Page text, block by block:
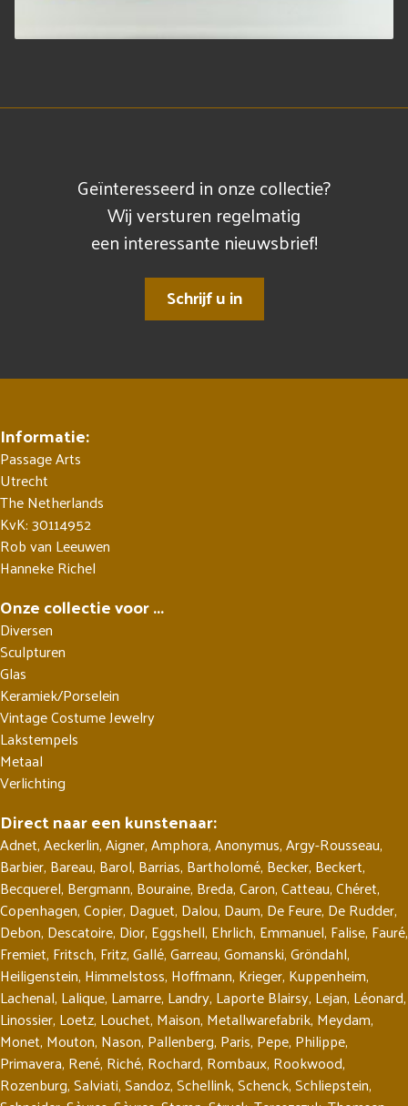
Geïnteresseerd in onze collectie?
Wij versturen regelmatig
een interessante nieuwsbrief!
Schrijf u in
Informatie:
Passage Arts
Utrecht
The Netherlands
KvK: 30114952
Rob van Leeuwen
Hanneke Richel
Onze collectie voor ...
Diversen
Sculpturen
Glas
Keramiek/Porselein
Vintage Costume Jewelry
Lakstempels
Metaal
Verlichting
Direct naar een kunstenaar:
Adnet,Aeckerlin,Aigner,Amphora,Anonymus,Argy-Rousseau,
Barbier, Bareau, Barol, Barrias, Bartholomé, Becker, Beckert,
Becquerel, Bergmann, Bouraine, Breda,Caron,Catteau,Chéret,
Copenhagen,Copier, Daguet, Dalou, Daum, De Feure, De Rudder,
Debon, Descatoire, Dior, Eggshell, Ehrlich, Emmanuel, Falise, Fauré,
Fremiet, Fritsch, Fritz,Gallé,Garreau,Gomanski,Gröndahl,
Heiligenstein, Himmelstoss, Hoffmann, Krieger, Kuppenheim,
Lachenal, Lalique, Lamarre, Landry, Laporte Blairsy, Lejan, Léonard,
Linossier, Loetz, Louchet, Maison, Metallwarefabrik, Meydam,
Monet, Mouton, Nason, Pallenberg, Paris, Pepe, Philippe,
Primavera, René, Riché, Rochard, Rombaux, Rookwood,
Rozenburg,Salviati,Sandoz,Schellink,Schenck,Schliepstein,